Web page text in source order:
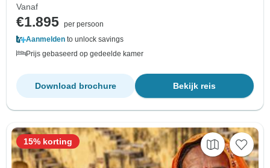
Vanaf
€1.895 per persoon
Aanmelden to unlock savings
Prijs gebaseerd op gedeelde kamer
Bekijk reis
Download brochure
15% korting